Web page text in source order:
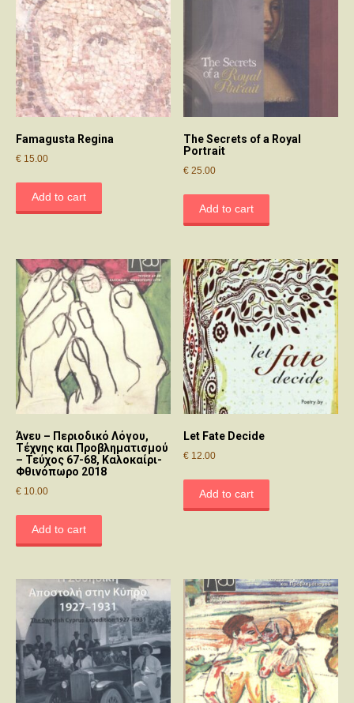
Famagusta Regina
€ 15.00
Add to cart
The Secrets of a Royal
Portrait
€ 25.00
Add to cart
Άνευ – Περιοδικό Λόγου,
Τέχνης και Προβληματισμού
– Τεύχος 67-68, Καλοκαίρι-
Φθινόπωρο 2018
€ 10.00
Add to cart
Let Fate Decide
€ 12.00
Add to cart